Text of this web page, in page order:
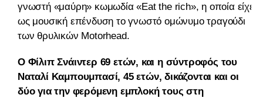
γνωστή «μαύρη» κωμωδία «Eat the rich», η οποία είχε
ως μουσική επένδυση το γνωστό ομώνυμο τραγούδι
των θρυλικών Motorhead.
Ο Φίλιπ Σνάιντερ 69 ετών, και η σύντροφός του
Ναταλί Καμπουμπασί, ​​45 ετών, δικάζονται και οι
δύο για την φερόμενη εμπλοκή τους στη